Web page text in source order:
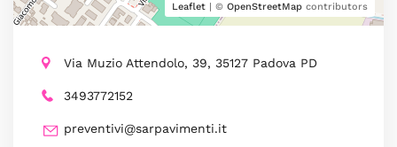
Leaflet | © OpenStreetMap contributors
Via Muzio Attendolo, 39, 35127 Padova PD
3493772152
preventivi@sarpavimenti.it